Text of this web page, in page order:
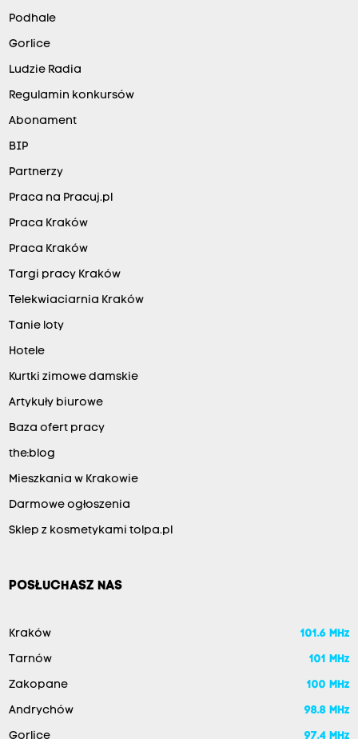
Podhale
Gorlice
Ludzie Radia
Regulamin konkursów
Abonament
BIP
Partnerzy
Praca na Pracuj.pl
Praca Kraków
Praca Kraków
Targi pracy Kraków
Telekwiaciarnia Kraków
Tanie loty
Hotele
Kurtki zimowe damskie
Artykuły biurowe
Baza ofert pracy
the:blog
Mieszkania w Krakowie
Darmowe ogłoszenia
Sklep z kosmetykami tolpa.pl
POSŁUCHASZ NAS
Kraków 101.6 MHz
Tarnów 101 MHz
Zakopane 100 MHz
Andrychów 98.8 MHz
Gorlice 97.4 MHz